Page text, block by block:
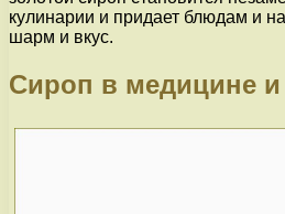
кулинарии и придает блюдам и
шарм и вкус.
Сироп в медицине и